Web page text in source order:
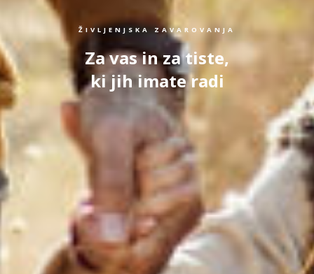
ŽIVLJENJSKA ZAVAROVANJA
Za vas in za tiste,
ki jih imate radi